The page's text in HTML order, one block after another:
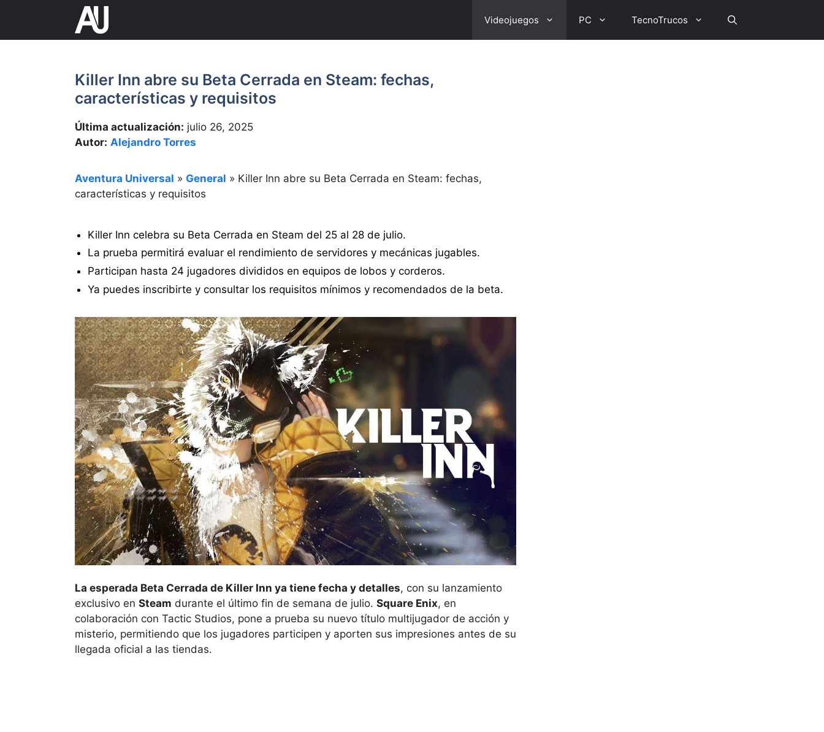
contenido
Videojuegos PC TecnoTrucos
Killer Inn abre su Beta Cerrada en Steam: fechas,
características y requisitos
Última actualización: julio 26, 2025
Autor: Alejandro Torres
Aventura Universal » General » Killer Inn abre su Beta Cerrada en Steam: fechas,
características y requisitos
Killer Inn celebra su Beta Cerrada en Steam del 25 al 28 de julio.
La prueba permitirá evaluar el rendimiento de servidores y mecánicas jugables.
Participan hasta 24 jugadores divididos en equipos de lobos y corderos.
Ya puedes inscribirte y consultar los requisitos mínimos y recomendados de la beta.
La esperada Beta Cerrada de Killer Inn ya tiene fecha y detalles, con su lanzamiento
exclusivo en Steam durante el último fin de semana de julio. Square Enix, en
colaboración con Tactic Studios, pone a prueba su nuevo título multijugador de acción y
misterio, permitiendo que los jugadores participen y aporten sus impresiones antes de su
llegada oficial a las tiendas.